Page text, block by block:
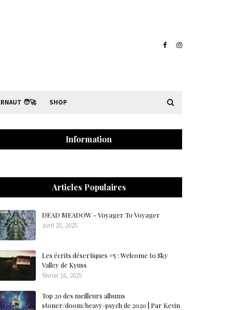
🧑‍🚀 SHOP
Information
Articles Populaires
DEAD MEADOW - Voyager To Voyager
avril 20, 2025
Les écrits désertiques #5 : Welcome to Sky
Valley de Kyuss
février 16, 2025
Top 20 des meilleurs albums
stoner/doom/heavy-psych de 2020 | Par Kevin